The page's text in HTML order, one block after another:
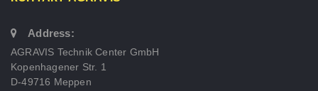
Address:
AGRAVIS Technik Center GmbH
Kopenhagener Str. 1
D-49716 Meppen